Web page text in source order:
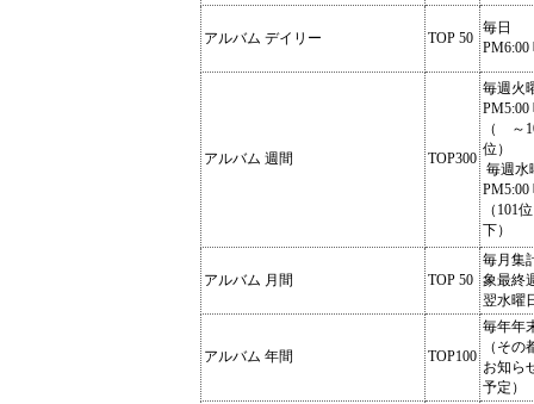
アルバム デイリー TOP 50
毎日
PM6:00
アルバム 週間 TOP300
毎週火
PM5:00
（ ～
位）
毎週
PM5:00
（101
下）
アルバム 月間 TOP 50
毎月集
象最終
翌水曜
アルバム 年間 TOP100
毎年年
（その
お知ら
予定）